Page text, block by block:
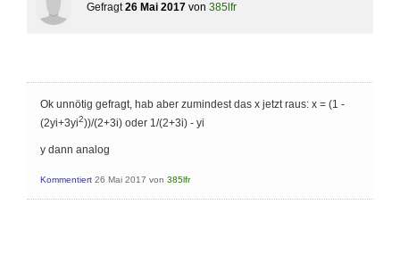
Gefragt 26 Mai 2017 von 385lfr
Ok unnötig gefragt, hab aber zumindest das x jetzt raus: x = (1 -
(2yi+3yi2))/(2+3i) oder 1/(2+3i) - yi
y dann analog
Kommentiert 26 Mai 2017 von 385lfr